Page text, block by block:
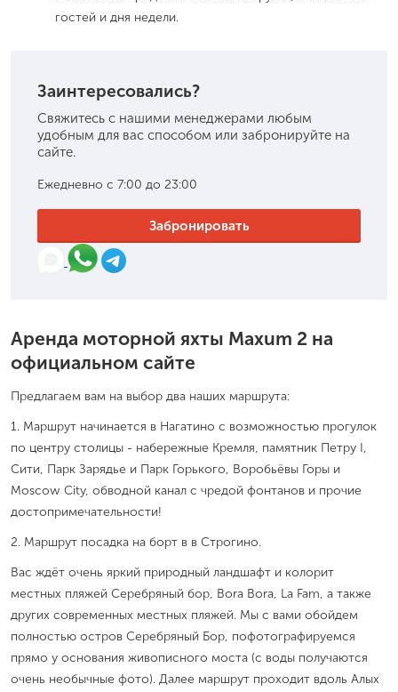
гостей и дня недели.
Заинтересовались?
Свяжитесь с нашими менеджерами любым
удобным для вас способом или забронируйте на
сайте.
Ежедневно с 7:00 до 23:00
Забронировать
Аренда моторной яхты Maxum 2 на
официальном сайте
Предлагаем вам на выбор два наших маршрута:
1. Маршрут начинается в Нагатино с возможностью прогулок
по центру столицы - набережные Кремля, памятник Петру I,
Сити, Парк Зарядье и Парк Горького, Воробьёвы Горы и
Moscow City, обводной канал с чредой фонтанов и прочие
достопримечательности!
2. Маршрут посадка на борт в в Строгино.
Вас ждёт очень яркий природный ландшафт и колорит
местных пляжей Серебряный бор, Bora Bora, La Fam, а также
других современных местных пляжей. Мы с вами обойдем
полностью остров Серебряный Бор, пофотографируемся
прямо у основания живописного моста (с воды получаются
очень необычные фото). Далее маршрут проходит вдоль Алых